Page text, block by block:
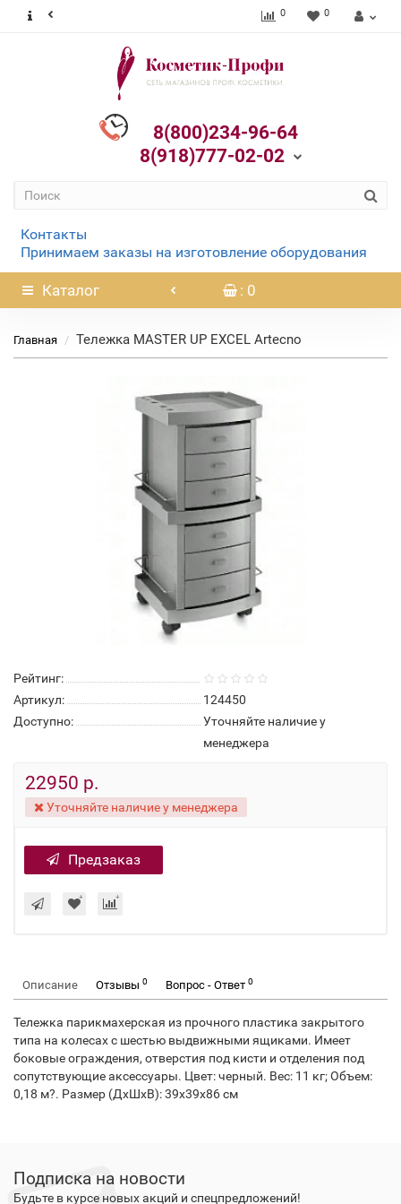
0 0
8(800)234-96-64
8(918)777-02-02
Контакты
Принимаем заказы на изготовление оборудования
Каталог : 0
Главная Тележка MASTER UP EXCEL Artecno
Рейтинг:
Артикул:
124450
Доступно:
Уточняйте наличие у
менеджера
22950 р.
Уточняйте наличие у менеджера
Предзаказ
Описание Отзывы 0 Вопрос - Ответ 0
Тележка парикмахерская из прочного пластика закрытого
типа на колесах с шестью выдвижными ящиками. Имеет
боковые ограждения, отверстия под кисти и отделения под
сопутствующие аксессуары. Цвет: черный. Вес: 11 кг; Объем:
0,18 м?. Размер (ДхШхВ): 39х39х86 см
Подписка на новости
Будьте в курсе новых акций и спецпредложений!